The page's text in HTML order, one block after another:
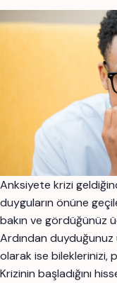
Anksiyete krizi
duyguların önüne
bakın ve gördüğünüz
Ardından
olarak ise bileklerinizi,
Krizinin başladığını